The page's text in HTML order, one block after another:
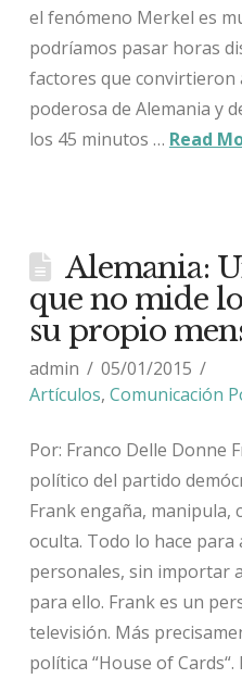
el fenómeno Merkel es
podríamos pasar horas
factores que convirtieron
poderosa de Alemania y
los 45 minutos … Read
Alemania:
que no mide
su propio
admin
05/01/2015
Artículos, Comunicación
Por: Franco Delle Donne
político del partido
Frank engaña, manipula,
oculta. Todo lo hace
personales, sin importar
para ello. Frank es un
televisión. Más
política “House of